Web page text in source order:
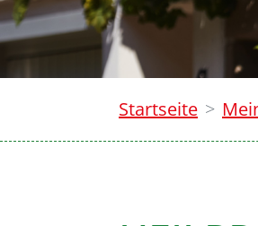
Startseite